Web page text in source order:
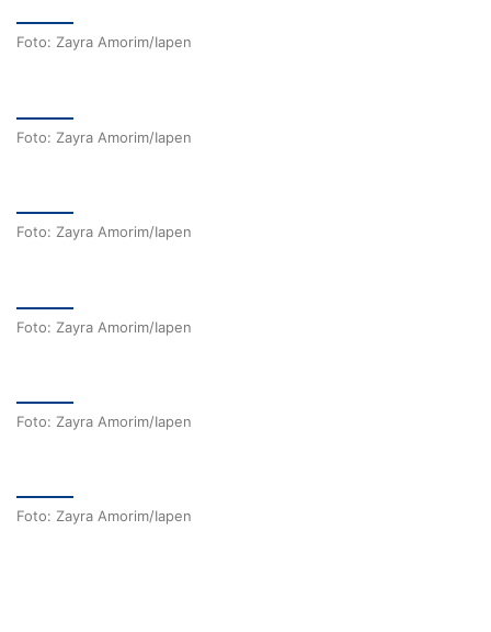
Foto: Zayra Amorim/Iapen
Foto: Zayra Amorim/Iapen
Foto: Zayra Amorim/Iapen
Foto: Zayra Amorim/Iapen
Foto: Zayra Amorim/Iapen
Foto: Zayra Amorim/Iapen